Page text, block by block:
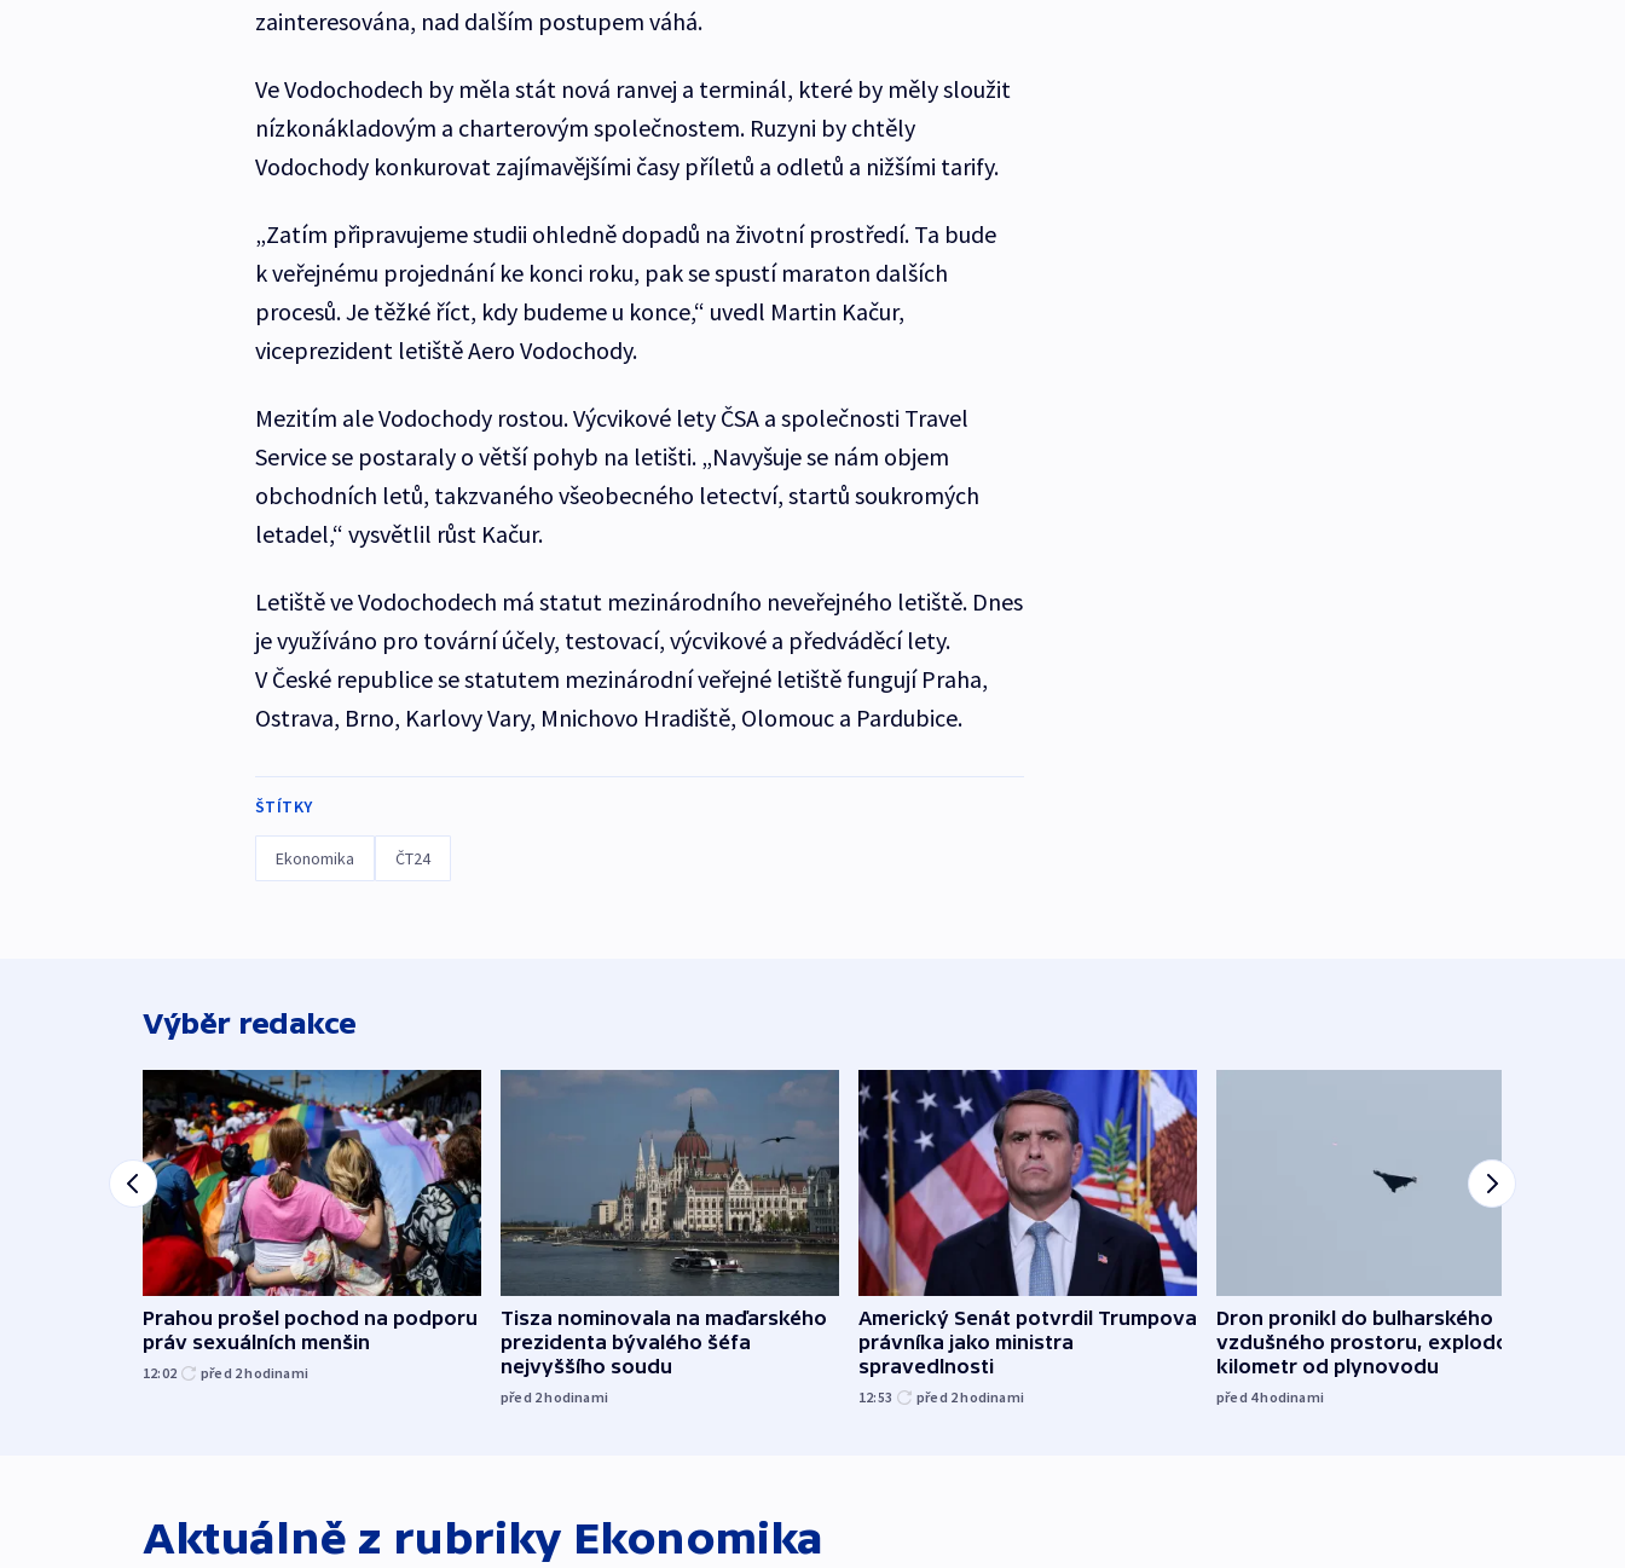
zainteresována, nad dalším postupem váhá.
Ve Vodochodech by měla stát nová ranvej a terminál, které by měly sloužit
nízkonákladovým a charterovým společnostem. Ruzyni by chtěly
Vodochody konkurovat zajímavějšími časy příletů a odletů a nižšími tarify.
„Zatím připravujeme studii ohledně dopadů na životní prostředí. Ta bude
k veřejnému projednání ke konci roku, pak se spustí maraton dalších
procesů. Je těžké říct, kdy budeme u konce,“ uvedl Martin Kačur,
viceprezident letiště Aero Vodochody.
Mezitím ale Vodochody rostou. Výcvikové lety ČSA a společnosti Travel
Service se postaraly o větší pohyb na letišti. „Navyšuje se nám objem
obchodních letů, takzvaného všeobecného letectví, startů soukromých
letadel,“ vysvětlil růst Kačur.
Letiště ve Vodochodech má statut mezinárodního neveřejného letiště. Dnes
je využíváno pro tovární účely, testovací, výcvikové a předváděcí lety.
V České republice se statutem mezinárodní veřejné letiště fungují Praha,
Ostrava, Brno, Karlovy Vary, Mnichovo Hradiště, Olomouc a Pardubice.
ŠTÍTKY
Ekonomika ČT24
Výběr redakce
Prahou prošel pochod na podporu
práv sexuálních menšin
12:02 před 2hodinami
Tisza nominovala na maďarského
prezidenta bývalého šéfa
nejvyššího soudu
před 2hodinami
Americký Senát potvrdil Trumpova
právníka jako ministra
spravedlnosti
12:53 před 2hodinami
Dron pronikl do bulharského
vzdušného prostoru, explodoval
kilometr od plynovodu
před 4hodinami
Aktuálně z rubriky Ekonomika